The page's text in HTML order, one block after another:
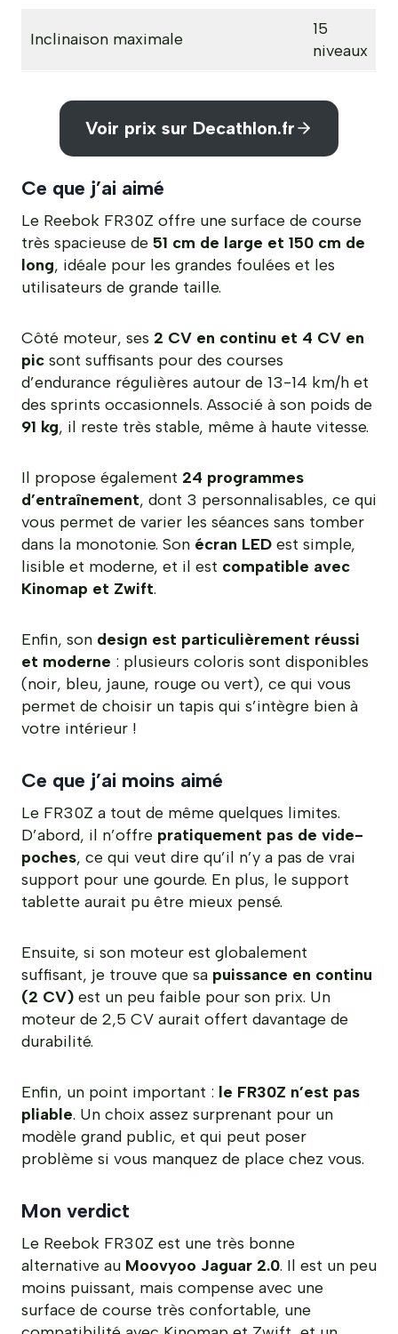
Inclinaison maximale
15
niveaux
Voir prix sur Decathlon.fr
Ce que j’ai aimé
Le Reebok FR30Z offre une surface de course
très spacieuse de 51 cm de large et 150 cm de
long, idéale pour les grandes foulées et les
utilisateurs de grande taille.
Côté moteur, ses 2 CV en continu et 4 CV en
pic sont suffisants pour des courses
d’endurance régulières autour de 13-14 km/h et
des sprints occasionnels. Associé à son poids de
91 kg, il reste très stable, même à haute vitesse.
Il propose également 24 programmes
d’entraînement, dont 3 personnalisables, ce qui
vous permet de varier les séances sans tomber
dans la monotonie. Son écran LED est simple,
lisible et moderne, et il est compatible avec
Kinomap et Zwift.
Enfin, son design est particulièrement réussi
et moderne : plusieurs coloris sont disponibles
(noir, bleu, jaune, rouge ou vert), ce qui vous
permet de choisir un tapis qui s’intègre bien à
votre intérieur !
Ce que j’ai moins aimé
Le FR30Z a tout de même quelques limites.
D’abord, il n’offre pratiquement pas de vide-
poches, ce qui veut dire qu’il n’y a pas de vrai
support pour une gourde. En plus, le support
tablette aurait pu être mieux pensé.
Ensuite, si son moteur est globalement
suffisant, je trouve que sa puissance en continu
(2 CV) est un peu faible pour son prix. Un
moteur de 2,5 CV aurait offert davantage de
durabilité.
Enfin, un point important : le FR30Z n’est pas
pliable. Un choix assez surprenant pour un
modèle grand public, et qui peut poser
problème si vous manquez de place chez vous.
Mon verdict
Le Reebok FR30Z est une très bonne
alternative au Moovyoo Jaguar 2.0. Il est un peu
moins puissant, mais compense avec une
surface de course très confortable, une